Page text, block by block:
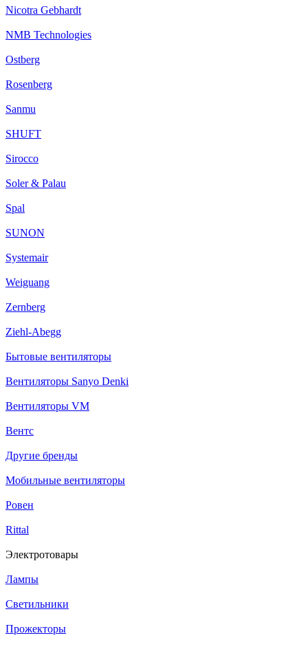
Nicotra Gebhardt
NMB Technologies
Ostberg
Rosenberg
Sanmu
SHUFT
Sirocco
Soler & Palau
Spal
SUNON
Systemair
Weiguang
Zernberg
Ziehl-Abegg
Бытовые вентиляторы
Вентиляторы Sanyo Denki
Вентиляторы VM
Вентс
Другие бренды
Мобильные вентиляторы
Ровен
Rittal
Электротовары
Лампы
Светильники
Прожекторы